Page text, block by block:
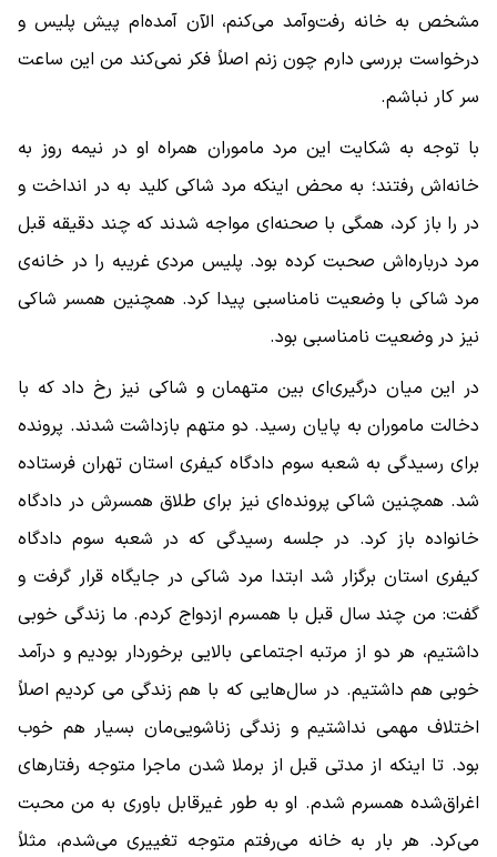
مشخص به خانه رفت‌و‌آمد می‌کنم، الآن آمده‌ام پیش پلیس و
درخواست بررسی دارم چون زنم اصلاً فکر نمی‌کند من این ساعت
سر کار نباشم.
با توجه به شکایت این مرد ماموران همراه او در نیمه روز به
خانه‌اش رفتند؛ به محض اینکه مرد شاکی کلید به در انداخت و
در را باز کرد، همگی با صحنه‌ای مواجه شدند که چند دقیقه قبل‌
مرد درباره‌اش صحبت کرده بود. پلیس مردی غریبه را در خانه‌ی
مرد شاکی با وضعیت نامناسبی پیدا کرد. همچنین همسر شاکی
نیز در وضعیت نامناسبی بود.
در این میان درگیری‌ای بین متهمان و شاکی نیز رخ داد که با
دخالت ماموران به پایان رسید. دو متهم بازداشت شدند. پرونده
برای رسیدگی به شعبه سوم دادگاه کیفری استان تهران فرستاده
شد. همچنین شاکی پرونده‌ای نیز برای طلاق همسرش در دادگاه
خانواده باز کرد. در جلسه رسیدگی که در شعبه سوم دادگاه
کیفری استان برگزار شد ابتدا مرد شاکی در جایگاه قرار گرفت و
گفت: من چند سال قبل با همسرم ازدواج کردم. ما زندگی خوبی
داشتیم، هر دو از مرتبه اجتماعی بالایی برخوردار بودیم و درآمد
خوبی هم داشتیم. در سال‌هایی که با هم زندگی می کردیم اصلاً
اختلاف مهمی نداشتیم و زندگی زناشویی‌مان بسیار هم خوب
بود. تا اینکه از مدتی قبل از برملا شدن ماجرا متوجه رفتارهای
اغراق‌شده همسرم شدم. او به طور غیرقابل باوری به من محبت
می‌کرد. هر بار به خانه می‌رفتم متوجه تغییری می‌شدم، مثلاً